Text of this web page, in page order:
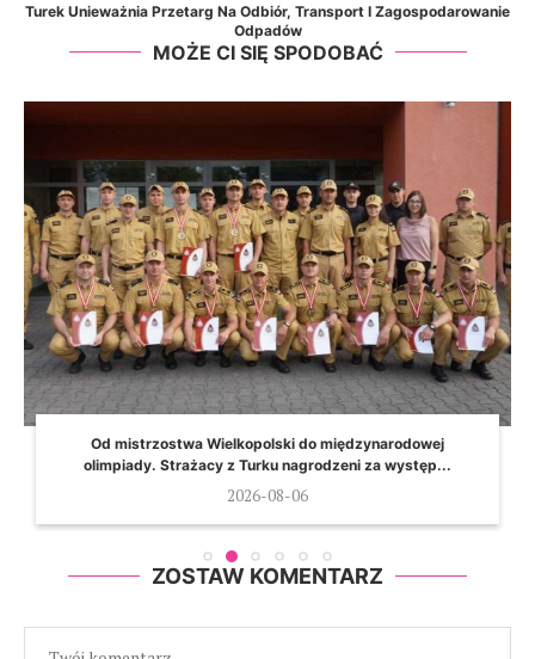
Turek Unieważnia Przetarg Na Odbiór, Transport I Zagospodarowanie
Odpadów
MOŻE CI SIĘ SPODOBAĆ
Od mistrzostwa Wielkopolski do międzynarodowej
olimpiady. Strażacy z Turku nagrodzeni za występ...
2026-08-06
ZOSTAW KOMENTARZ